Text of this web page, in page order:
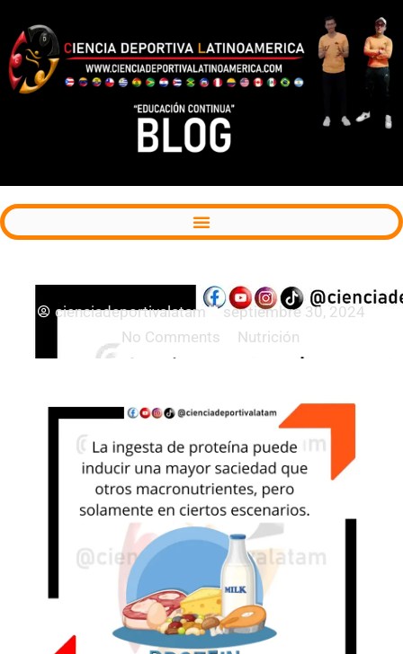
cienciadeportivalatam
septiembre 30, 2024
No Comments
Nutrición